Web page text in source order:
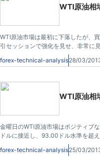
WTI原油相
WTI原油市場は最初に下落したが、
引セッションで強化を見せ、非常に
深い側面は、我々は98.00ドルまで
ることです。
forex-technical-analysis28/03/
WTI原油相
金曜日のWTI原油市場はポジティブ
ドルに接近し、93.00ドル水準を超
て最近取引してきた、その結果、市
forex-technical-analysis25/03/